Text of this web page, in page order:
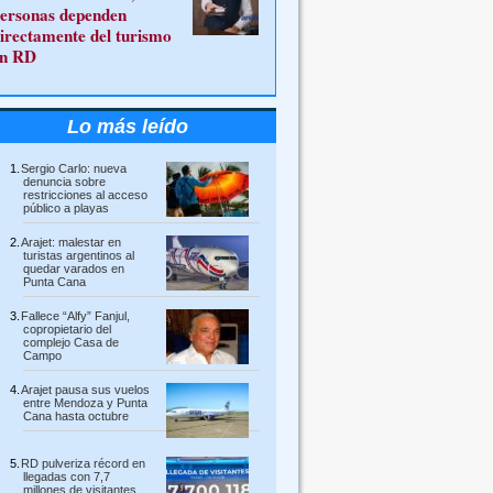
dependen
del turismo
RD
Lo más leído
Sergio Carlo: nueva
denuncia sobre
restricciones al acceso
público a playas
Arajet: malestar en
turistas argentinos al
quedar varados en
Punta Cana
Fallece “Alfy” Fanjul,
copropietario del
complejo Casa de
Campo
Arajet pausa sus vuelos
entre Mendoza y Punta
Cana hasta octubre
RD pulveriza récord en
llegadas con 7,7
millones de visitantes